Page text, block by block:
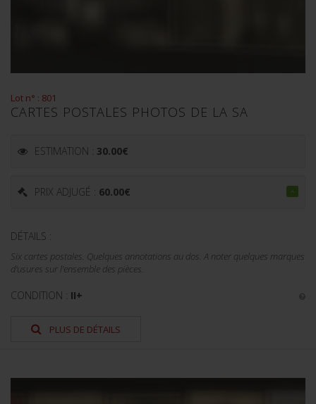
Lot n° : 801
CARTES POSTALES PHOTOS DE LA SA
ESTIMATION : 30.00€
PRIX ADJUGÉ : 60.00€
DÉTAILS :
Six cartes postales. Quelques annotations au dos. A noter quelques marques
d'usures sur l'ensemble des pièces.
CONDITION : II+
PLUS DE DÉTAILS